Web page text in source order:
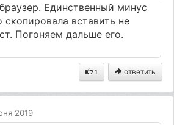
Единственный минус
вставить не
Погоняем дальше его.
1 ответить
2019